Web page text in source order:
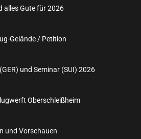
alles Gute für 2026
Gelände / Petition
und Seminar (SUI) 2026
Oberschleißheim
und Vorschauen